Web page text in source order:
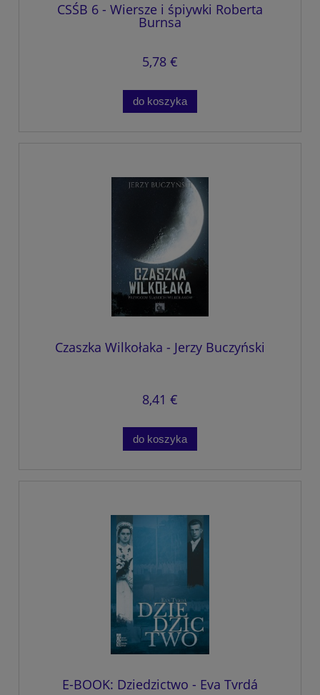
CSŚB 6 - Wiersze i śpiywki Roberta
Burnsa
5,78 €
do koszyka
Czaszka Wilkołaka - Jerzy Buczyński
8,41 €
do koszyka
E-BOOK: Dziedzictwo - Eva Tvrdá